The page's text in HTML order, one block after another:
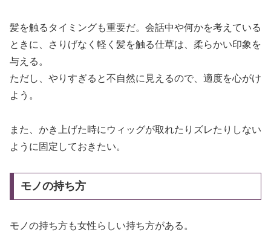
髪を触るタイミングも重要だ。会話中や何かを考えている
ときに、さりげなく軽く髪を触る仕草は、柔らかい印象を
与える。
ただし、やりすぎると不自然に見えるので、適度を心がけ
よう。
また、かき上げた時にウィッグが取れたりズレたりしない
ように固定しておきたい。
モノの持ち方
モノの持ち方も女性らしい持ち方がある。